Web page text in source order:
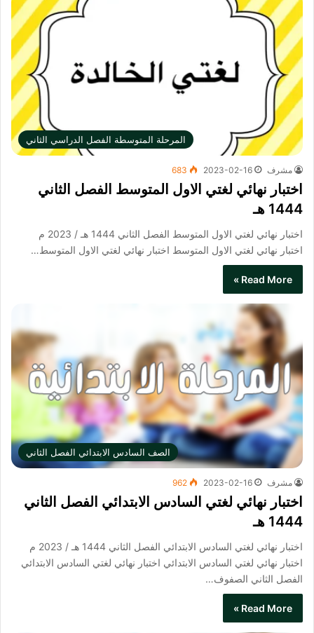
المرحلة المتوسطة الفصل الدراسي الثاني
مشرف 2023-02-16
683
اختبار نهائي لغتي الاول المتوسط الفصل الثاني
1444 هـ
اختبار نهائي لغتي الاول المتوسط الفصل الثاني 1444 هـ / 2023 م
اختبار نهائي لغتي الاول المتوسط​ اختبار نهائي لغتي الاول المتوسط…
Read More »
الصف السادس الابتدائي الفصل الثاني
مشرف 2023-02-16
962
اختبار نهائي لغتي السادس الابتدائي الفصل الثاني
1444 هـ
اختبار نهائي لغتي السادس الابتدائي الفصل الثاني 1444 هـ / 2023 م
اختبار نهائي لغتي السادس الابتدائي​ اختبار نهائي لغتي السادس الابتدائي
الفصل الثاني الصفوف…
Read More »